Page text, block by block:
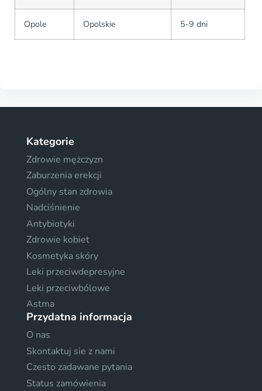
Opole Opolskie 5-9 dni
Kategorie
Zdrowie mężczyzn
Zaburzenia erekcji
Ogólny stan zdrowia
Nadciśnienie
Antybiotyki
Zdrowie kobiet
Kosmetyka skóry
Leki przeciwdepresyjne
Leki przeciwbólowe
Astma
Przydatna informacja
O nas
Skontaktuj sie z nami
Czesto zadawane pytania
Status zamówienia